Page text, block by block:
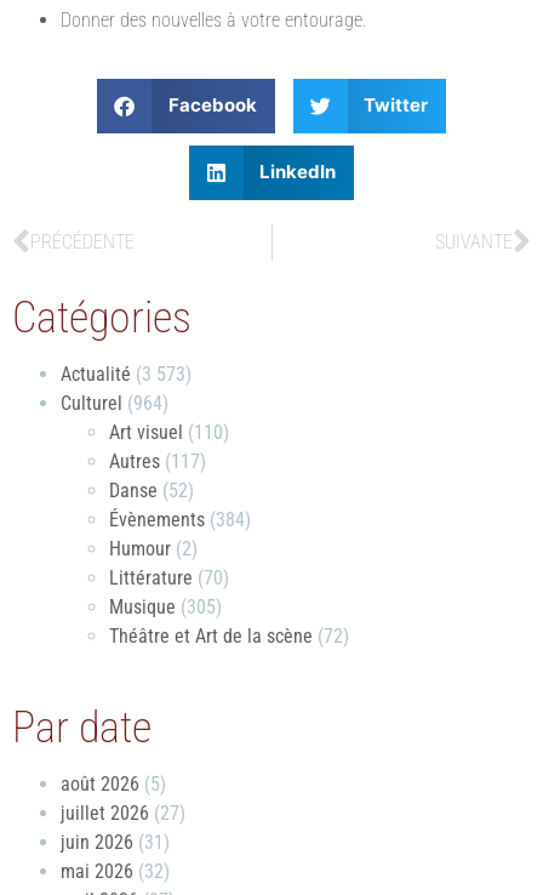
Donner des nouvelles à votre entourage.
Facebook Twitter
LinkedIn
PRÉCÉDENTE SUIVANTE
Catégories
Actualité (3 573)
Culturel (964)
Art visuel (110)
Autres (117)
Danse (52)
Évènements (384)
Humour (2)
Littérature (70)
Musique (305)
Théâtre et Art de la scène (72)
Par date
août 2026 (5)
juillet 2026 (27)
juin 2026 (31)
mai 2026 (32)